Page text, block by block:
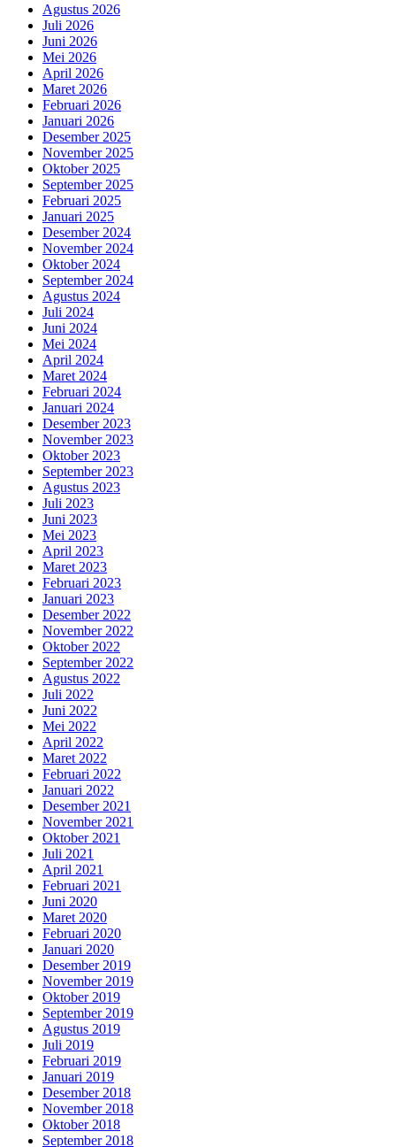
Agustus 2026
Juli 2026
Juni 2026
Mei 2026
April 2026
Maret 2026
Februari 2026
Januari 2026
Desember 2025
November 2025
Oktober 2025
September 2025
Februari 2025
Januari 2025
Desember 2024
November 2024
Oktober 2024
September 2024
Agustus 2024
Juli 2024
Juni 2024
Mei 2024
April 2024
Maret 2024
Februari 2024
Januari 2024
Desember 2023
November 2023
Oktober 2023
September 2023
Agustus 2023
Juli 2023
Juni 2023
Mei 2023
April 2023
Maret 2023
Februari 2023
Januari 2023
Desember 2022
November 2022
Oktober 2022
September 2022
Agustus 2022
Juli 2022
Juni 2022
Mei 2022
April 2022
Maret 2022
Februari 2022
Januari 2022
Desember 2021
November 2021
Oktober 2021
Juli 2021
April 2021
Februari 2021
Juni 2020
Maret 2020
Februari 2020
Januari 2020
Desember 2019
November 2019
Oktober 2019
September 2019
Agustus 2019
Juli 2019
Februari 2019
Januari 2019
Desember 2018
November 2018
Oktober 2018
September 2018